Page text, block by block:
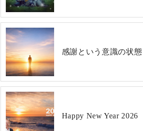
感謝という意識の状態
Happy New Year 2026